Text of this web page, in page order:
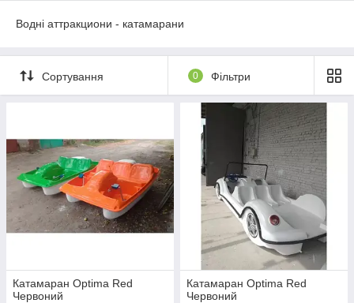
Водні аттракциони - катамарани
Сортування 0 Фільтри
Катамаран Optima Red
Червоний
Катамаран Optima Red
Червоний